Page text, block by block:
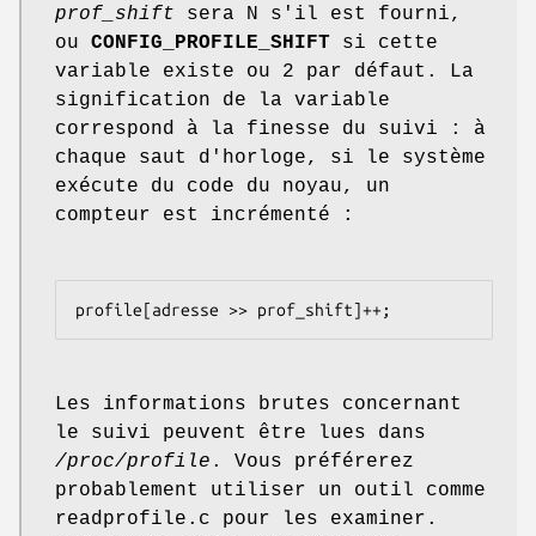
prof_shift sera N s'il est fourni,
ou CONFIG_PROFILE_SHIFT si cette
variable existe ou 2 par défaut. La
signification de la variable
correspond à la finesse du suivi : à
chaque saut d'horloge, si le système
exécute du code du noyau, un
compteur est incrémenté :
profile[adresse >> prof_shift]++;
Les informations brutes concernant
le suivi peuvent être lues dans
/proc/profile . Vous préférerez
probablement utiliser un outil comme
readprofile.c pour les examiner.